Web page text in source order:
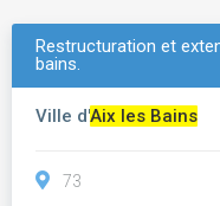
Restructuration et
bains.
Ville d'Aix les Bains
73